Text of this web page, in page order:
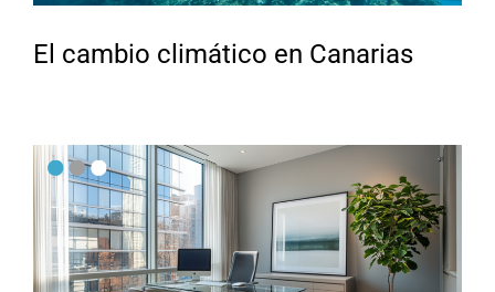
El cambio climático en Canarias